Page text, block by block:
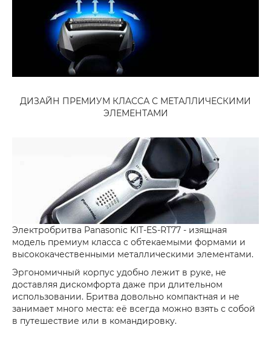
ДИЗАЙН ПРЕМИУМ КЛАССА С МЕТАЛЛИЧЕСКИМИ
ЭЛЕМЕНТАМИ
Электробритва Panasonic KIT-ES-RT77 - изящная
модель премиум класса с обтекаемыми формами и
высококачественными металлическими элементами.
Эргономичный корпус удобно лежит в руке, не
доставляя дискомфорта даже при длительном
использовании. Бритва довольно компактная и не
занимает много места: её всегда можно взять с собой
в путешествие или в командировку.